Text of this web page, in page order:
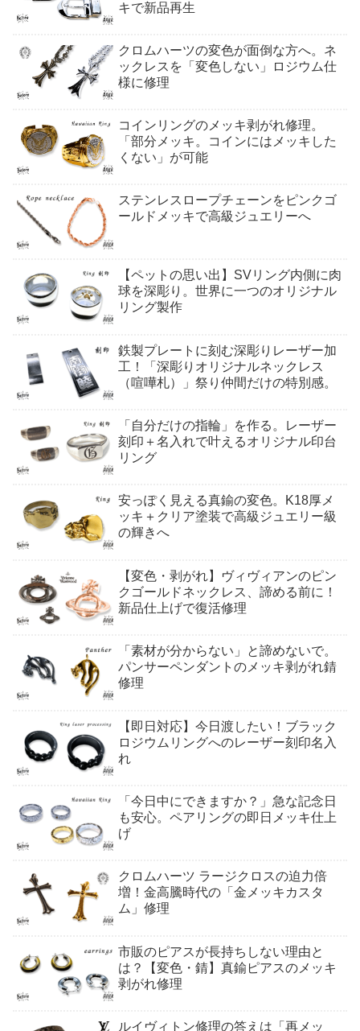
キで新品再生
クロムハーツの変色が面倒な方へ。ネ
ックレスを「変色しない」ロジウム仕
様に修理
コインリングのメッキ剥がれ修理。
「部分メッキ。コインにはメッキした
くない」が可能
ステンレスロープチェーンをピンクゴ
ールドメッキで高級ジュエリーへ
【ペットの思い出】SVリング内側に肉
球を深彫り。世界に一つのオリジナル
リング製作
鉄製プレートに刻む深彫りレーザー加
工！「深彫りオリジナルネックレス
（喧嘩札）」祭り仲間だけの特別感。
「自分だけの指輪」を作る。レーザー
刻印＋名入れで叶えるオリジナル印台
リング
安っぽく見える真鍮の変色。K18厚メ
ッキ＋クリア塗装で高級ジュエリー級
の輝きへ
【変色・剥がれ】ヴィヴィアンのピン
クゴールドネックレス、諦める前に！
新品仕上げで復活修理
「素材が分からない」と諦めないで。
パンサーペンダントのメッキ剥がれ錆
修理
【即日対応】今日渡したい！ブラック
ロジウムリングへのレーザー刻印名入
れ
「今日中にできますか？」急な記念日
も安心。ペアリングの即日メッキ仕上
げ
クロムハーツ ラージクロスの迫力倍
増！金高騰時代の「金メッキカスタ
ム」修理
市販のピアスが長持ちしない理由と
は？【変色・錆】真鍮ピアスのメッキ
剥がれ修理
ルイヴィトン修理の答えは「再メッ